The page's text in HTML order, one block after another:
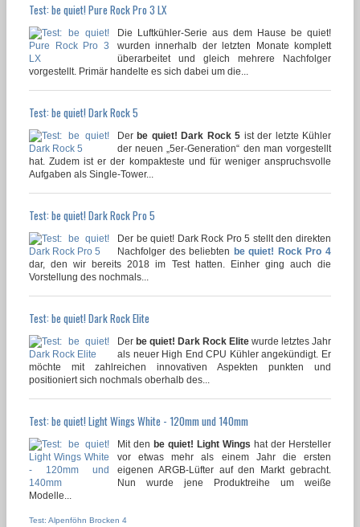
Test: be quiet! Pure Rock Pro 3 LX
Die Luftkühler-Serie aus dem Hause be quiet!
wurden innerhalb der letzten Monate komplett
überarbeitet und gleich mehrere Nachfolger
vorgestellt. Primär handelte es sich dabei um die...
Test: be quiet! Dark Rock 5
Derbe quiet! Dark Rock 5 ist der letzte Kühler
der neuen „5er-Generation“ den man vorgestellt
hat. Zudem ist er der kompakteste und für weniger anspruchsvolle
Aufgaben als Single-Tower...
Test: be quiet! Dark Rock Pro 5
Der be quiet! Dark Rock Pro 5 stellt den direkten
Nachfolger des beliebten be quiet! Rock Pro 4
dar, den wir bereits 2018 im Test hatten. Einher ging auch die
Vorstellung des nochmals...
Test: be quiet! Dark Rock Elite
Der be quiet! Dark Rock Elite wurde letztes Jahr
als neuer High End CPU Kühler angekündigt. Er
möchte mit zahlreichen innovativen Aspekten punkten und
positioniert sich nochmals oberhalb des...
Test: be quiet! Light Wings White - 120mm und 140mm
Mit den be quiet! Light Wings hat der Hersteller
vor etwas mehr als einem Jahr die ersten
eigenen ARGB-Lüfter auf den Markt gebracht.
Nun wurde jene Produktreihe um weiße
Modelle...
Test: Alpenföhn Brocken 4